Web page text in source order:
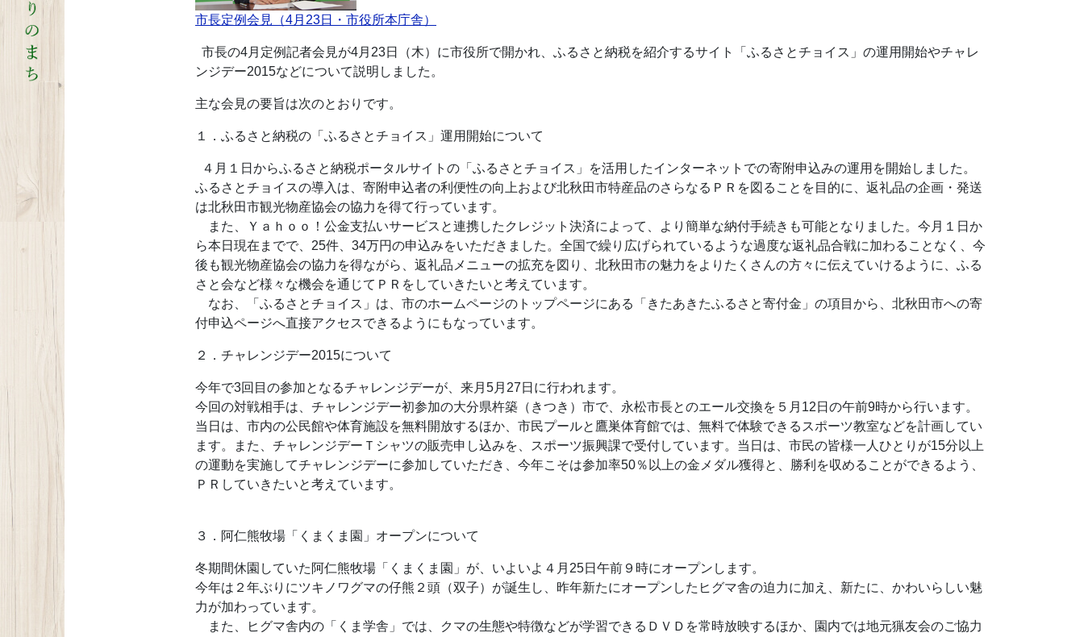
市長定例会見（4月23日・市役所本庁舎）
市長の4月定例記者会見が4月23日（木）に市役所で開かれ、ふるさと納税を紹介するサイト「ふるさとチョイス」の運用開始やチャレ
ンジデー2015などについて説明しました。
主な会見の要旨は次のとおりです。
１．ふるさと納税の「ふるさとチョイス」運用開始について
４月１日からふるさと納税ポータルサイトの「ふるさとチョイス」を活用したインターネットでの寄附申込みの運用を開始しました。
ふるさとチョイスの導入は、寄附申込者の利便性の向上および北秋田市特産品のさらなるＰＲを図ることを目的に、返礼品の企画・発送
は北秋田市観光物産協会の協力を得て行っています。
また、Ｙａｈｏｏ！公金支払いサービスと連携したクレジット決済によって、より簡単な納付手続きも可能となりました。今月１日か
ら本日現在までで、25件、34万円の申込みをいただきました。全国で繰り広げられているような過度な返礼品合戦に加わることなく、今
後も観光物産協会の協力を得ながら、返礼品メニューの拡充を図り、北秋田市の魅力をよりたくさんの方々に伝えていけるように、ふる
さと会など様々な機会を通じてＰＲをしていきたいと考えています。
なお、「ふるさとチョイス」は、市のホームページのトップページにある「きたあきたふるさと寄付金」の項目から、北秋田市への寄
付申込ページへ直接アクセスできるようにもなっています。
２．チャレンジデー2015について
今年で3回目の参加となるチャレンジデーが、来月5月27日に行われます。
今回の対戦相手は、チャレンジデー初参加の大分県杵築（きつき）市で、永松市長とのエール交換を５月12日の午前9時から行います。
当日は、市内の公民館や体育施設を無料開放するほか、市民プールと鷹巣体育館では、無料で体験できるスポーツ教室などを計画してい
ます。また、チャレンジデーＴシャツの販売申し込みを、スポーツ振興課で受付しています。当日は、市民の皆様一人ひとりが15分以上
の運動を実施してチャレンジデーに参加していただき、今年こそは参加率50％以上の金メダル獲得と、勝利を収めることができるよう、
ＰＲしていきたいと考えています。
３．阿仁熊牧場「くまくま園」オープンについて
冬期間休園していた阿仁熊牧場「くまくま園」が、いよいよ４月25日午前９時にオープンします。
今年は２年ぶりにツキノワグマの仔熊２頭（双子）が誕生し、昨年新たにオープンしたヒグマ舎の迫力に加え、新たに、かわいらしい魅
力が加わっています。
また、ヒグマ舎内の「くま学舎」では、クマの生態や特徴などが学習できるＤＶＤを常時放映するほか、園内では地元猟友会のご協力